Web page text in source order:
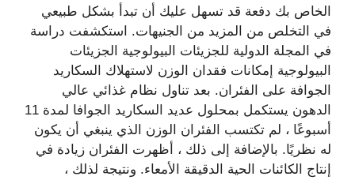
الخاص بك دفعة قد تسهل عليك أن تبدأ بشكل طبيعي
في التخلص من المزيد من الجنيهات. استكشفت دراسة
في المجلة الدولية للجزيئات البيولوجية الجزيئات
البيولوجية إمكانات فقدان الوزن لاستهلاك السكاريد
الجوافة على الفئران. بعد تناول نظام غذائي عالي
الدهون يستكمل بمحلول عديد السكاريد الجوافا لمدة 11
أسبوعًا ، لم تكتسب الفئران الوزن الذي ينبغي أن يكون
له نظريًا. بالإضافة إلى ذلك ، أظهرت الفئران زيادة في
إنتاج الكائنات الحية الدقيقة الأمعاء. ونتيجة لذلك ،